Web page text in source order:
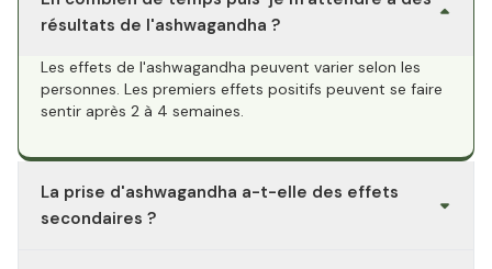
résultats de l'ashwagandha ?
Les effets de l'ashwagandha peuvent varier selon les
personnes. Les premiers effets positifs peuvent se faire
sentir après 2 à 4 semaines.
La prise d'ashwagandha a-t-elle des effets
secondaires ?